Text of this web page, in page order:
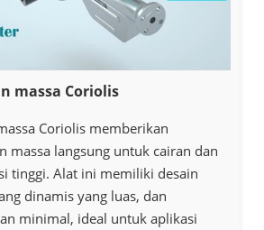
massa Coriolis
Coriolis memberikan
massa langsung untuk cairan dan
tinggi. Alat ini memiliki desain
dinamis yang luas, dan
minimal, ideal untuk aplikasi